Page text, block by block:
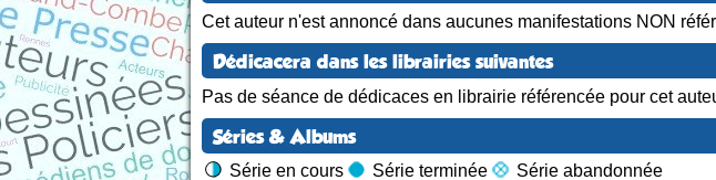
Cet auteur n'est annoncé dans aucunes manifestations NON
Dédicacera dans les librairies suivantes
Pas de séance de dédicaces en librairie référencée pour cet
Séries & Albums
Série en cours Série terminée Série abandonnée